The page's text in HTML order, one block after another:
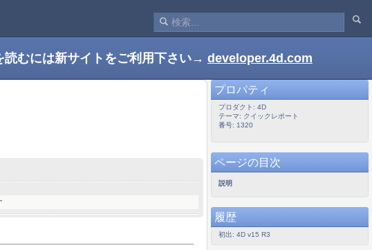
読むには新サイトをご利用下さい→ developer.4d.com
プロパティ
プロダクト: 4D
テーマ: クイックレポート
番号: 1320
ページの目次
説明
履歴
初出: 4D v15 R3